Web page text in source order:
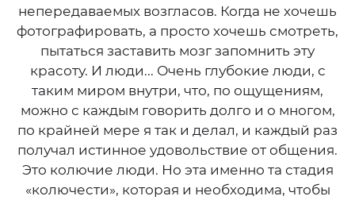
непередаваемых возгласов. Когда не хочешь
фотографировать, а просто хочешь смотреть,
пытаться заставить мозг запомнить эту
красоту. И люди... Очень глубокие люди, с
таким миром внутри, что, по ощущениям,
можно с каждым говорить долго и о многом,
по крайней мере я так и делал, и каждый раз
получал истинное удовольствие от общения.
Это колючие люди. Но эта именно та стадия
«колючести», которая и необходима, чтобы